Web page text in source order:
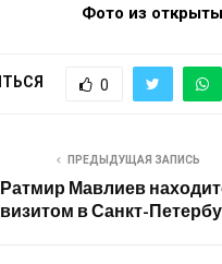
Фото из
0
ПРЕДЫДУЩАЯ ЗАПИСЬ
Мавлиев
визитом в Санкт-